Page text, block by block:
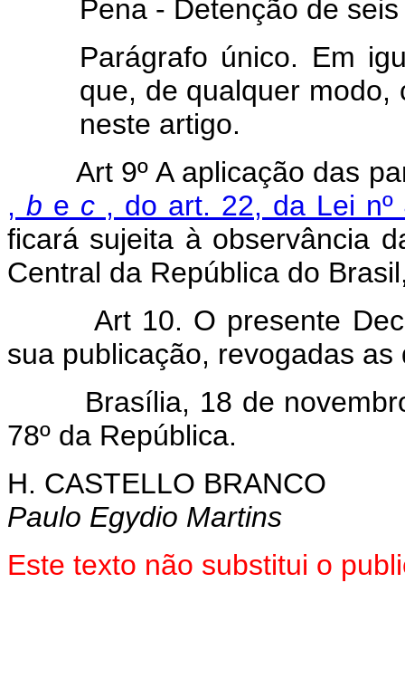
Pena - Detenção de
Parágrafo único. Em
que, de qualquer modo,
neste artigo.
Art 9º A aplicação das
, b e c , do art. 22, da Lei
ficará sujeita à observância
Central da República do
Art 10. O presente
sua publicação, revogadas
Brasília, 18 de novembro
78º da República.
H. CASTELLO BRANCO
Paulo Egydio Martins
Este texto não substitui o